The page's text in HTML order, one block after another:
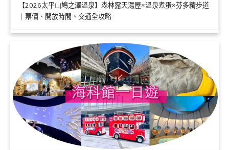
【2026太平山鳩之澤溫泉】森林露天湯屋×溫泉煮蛋×芬多精步道
｜票價、開放時間、交通全攻略